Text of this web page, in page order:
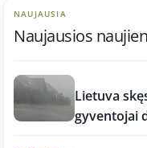
NAUJAUSIA
Naujausios
Lietuva
gyventojai